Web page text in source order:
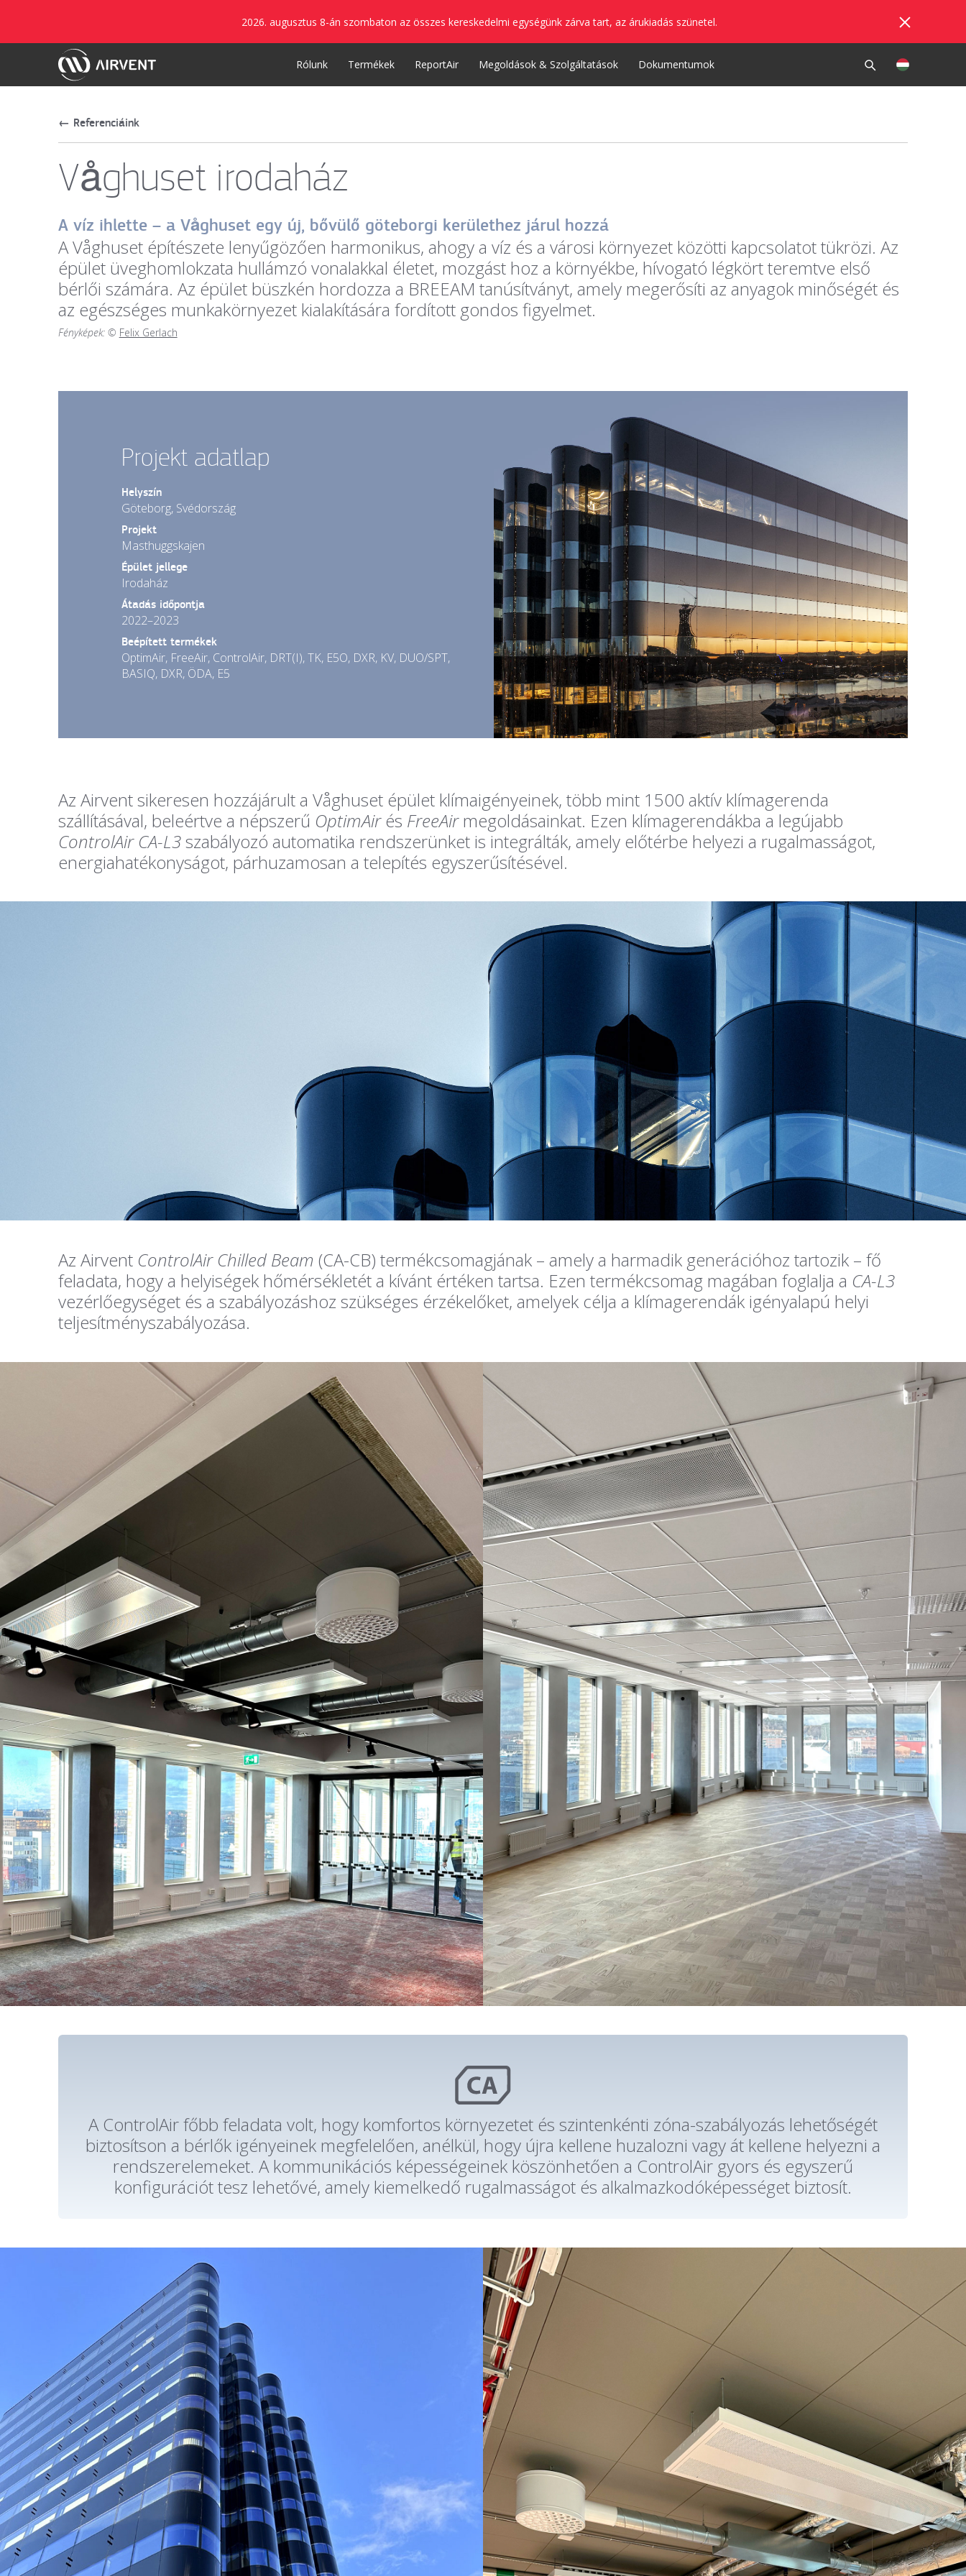
2026. augusztus 8-án szombaton az összes kereskedelmi egységünk zárva tart, az árukiadás szünetel.
Rólunk Termékek ReportAir Megoldások & Szolgáltatások Dokumentumok
← Referenciáink
Våghuset irodaház
A víz ihlette – a Våghuset egy új, bővülő göteborgi kerülethez járul hozzá
A Våghuset építészete lenyűgözően harmonikus, ahogy a víz és a városi környezet közötti kapcsolatot tükrözi. Az
épület üveghomlokzata hullámzó vonalakkal életet, mozgást hoz a környékbe, hívogató légkört teremtve első
bérlői számára. Az épület büszkén hordozza a BREEAM tanúsítványt, amely megerősíti az anyagok minőségét és
az egészséges munkakörnyezet kialakítására fordított gondos figyelmet.
Fényképek: © Felix Gerlach
Projekt adatlap
Helyszín
Göteborg, Svédország
Projekt
Masthuggskajen
Épület jellege
Irodaház
Átadás időpontja
2022–2023
Beépített termékek
OptimAir, FreeAir, ControlAir, DRT(I), TK, E5O, DXR, KV, DUO/SPT,
BASIQ, DXR, ÖDA, E5
Az Airvent sikeresen hozzájárult a Våghuset épület klímaigényeinek, több mint 1500 aktív klímagerenda
szállításával, beleértve a népszerű OptimAirés FreeAirmegoldásainkat. Ezen klímagerendákba a legújabb
ControlAir CA-L3szabályozó automatika rendszerünket is integrálták, amely előtérbe helyezi a rugalmasságot,
energiahatékonyságot, párhuzamosan a telepítés egyszerűsítésével.
Az Airvent ControlAir Chilled Beam (CA-CB) termékcsomagjának – amely a harmadik generációhoz tartozik – fő
feladata, hogy a helyiségek hőmérsékletét a kívánt értéken tartsa. Ezen termékcsomag magában foglalja a CA-L3
vezérlőegységet és a szabályozáshoz szükséges érzékelőket, amelyek célja a klímagerendák igényalapú helyi
teljesítményszabályozása.
A ControlAir főbb feladata volt, hogy komfortos környezetet és szintenkénti zóna-szabályozás lehetőségét
biztosítson a bérlők igényeinek megfelelően, anélkül, hogy újra kellene huzalozni vagy át kellene helyezni a
rendszerelemeket. A kommunikációs képességeinek köszönhetően a ControlAir gyors és egyszerű
konfigurációt tesz lehetővé, amely kiemelkedő rugalmasságot és alkalmazkodóképességet biztosít.